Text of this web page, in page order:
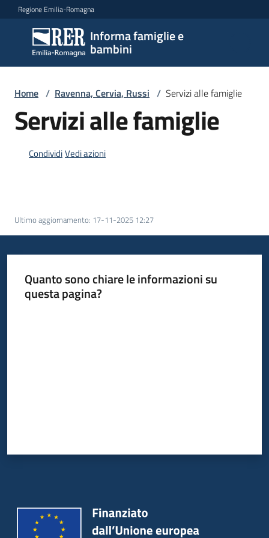
Vai al contenuto
Vai alla navigazione
Vai al footer
Regione Emilia-Romagna
Informa famiglie e
bambini
Informa
famiglie
e
bambini
Centri
per
Home / Ravenna, Cervia, Russi / Servizi alle famiglie
Servizi alle famiglie
CondividiVedi azioni
Ultimo aggiornamento: 17-11-2025 12:27
Quanto sono chiare le informazioni su
questa pagina?